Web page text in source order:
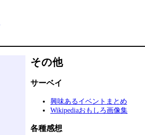
その他
サーベイ
興味あるイベントまとめ
Wikipediaおもしろ画像集
各種感想